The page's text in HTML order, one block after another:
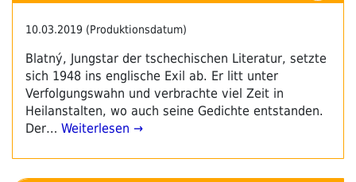
10.03.2019 (Produktionsdatum)
Blatný, Jungstar der tschechischen Literatur, setzte
sich 1948 ins englische Exil ab. Er litt unter
Verfolgungswahn und verbrachte viel Zeit in
Heilanstalten, wo auch seine Gedichte entstanden.
Der… Weiterlesen →